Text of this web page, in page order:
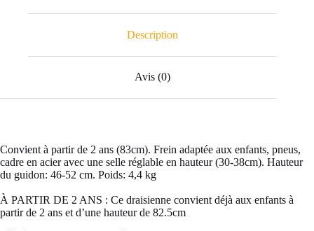
Description
Avis (0)
Convient à partir de 2 ans (83cm). Frein adaptée aux enfants, pneus,
cadre en acier avec une selle réglable en hauteur (30-38cm). Hauteur
du guidon: 46-52 cm. Poids: 4,4 kg
À PARTIR DE 2 ANS : Ce draisienne convient déjà aux enfants à
partir de 2 ans et d’une hauteur de 82.5cm